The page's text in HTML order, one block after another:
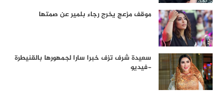
موقف مزعج يخرج رجاء بلمير عن صمتها
سعيدة شرف تزف خبرا سارا لجمهورها بالقنيطرة
-فيديو